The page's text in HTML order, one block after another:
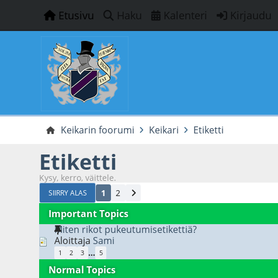
Etusivu Haku Kalenteri Kirjaudu
Keikarin foorumi Keikari Etiketti
Etiketti
Kysy, kerro, väittele.
SIIRRY ALAS 1 2
Important Topics
Miten rikot pukeutumisetikettiä?
Aloittaja Sami
1 2 3 ... 5
Normal Topics